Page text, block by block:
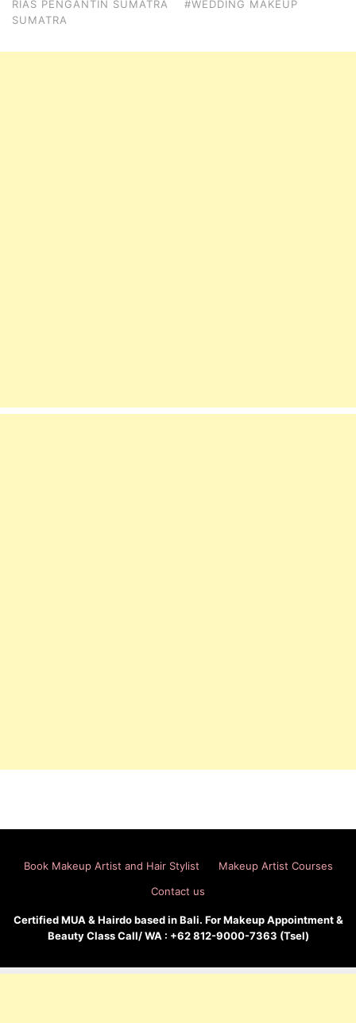
RIAS PENGANTIN SUMATRA
#WEDDING MAKEUP
SUMATRA
Book Makeup Artist and Hair Stylist
Makeup Artist Courses
Contact us
Certified MUA & Hairdo based in Bali. For Makeup Appointment &
Beauty Class Call/ WA : +62 812-9000-7363 (Tsel)